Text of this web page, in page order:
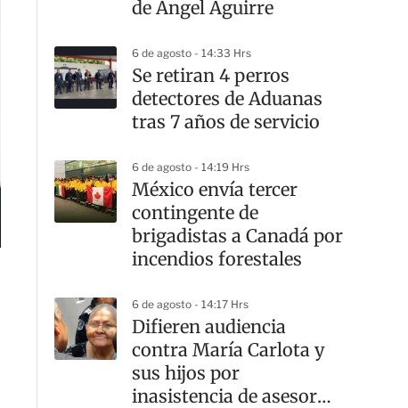
de Ángel Aguirre
6 de agosto - 14:33 Hrs
Se retiran 4 perros
detectores de Aduanas
tras 7 años de servicio
6 de agosto - 14:19 Hrs
México envía tercer
contingente de
brigadistas a Canadá por
incendios forestales
6 de agosto - 14:17 Hrs
Difieren audiencia
contra María Carlota y
sus hijos por
inasistencia de asesor